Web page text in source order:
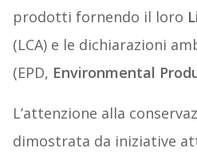
prodotti fornendo il loro
(LCA) e le dichiarazioni
(EPD, Environmental
L’attenzione alla
dimostrata da iniziative